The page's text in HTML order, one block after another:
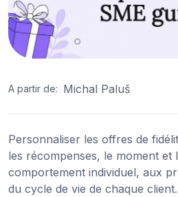
A partir de: Michal Paluš
Personnaliser les offres de
les récompenses, le moment et
comportement individuel, aux
du cycle de vie de chaque